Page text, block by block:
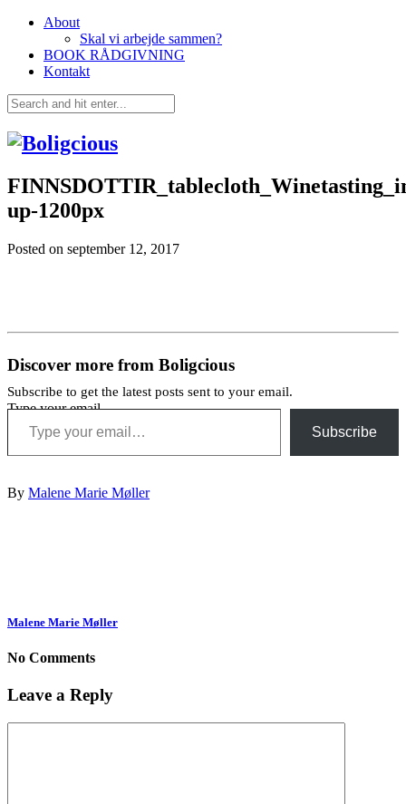
About
Skal vi arbejde sammen?
BOOK RÅDGIVNING
Kontakt
up-1200px
Posted on september 12, 2017
Discover more from Boligcious
Subscribe to get the latest posts sent to your email.
Type your email…
Subscribe
By Malene Marie Møller
Malene Marie Møller
No Comments
Leave a Reply